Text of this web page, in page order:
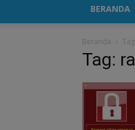
BERANDA
Beranda Tag
Tag: